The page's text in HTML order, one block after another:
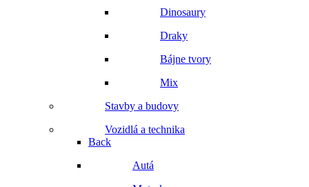
Dinosaury
Draky
Bájne tvory
Mix
Stavby a budovy
Vozidlá a technika
Back
Autá